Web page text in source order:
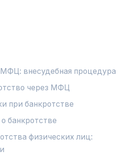
внесудебная процедура
через МФЦ
при банкротстве
банкротстве
физических лиц: